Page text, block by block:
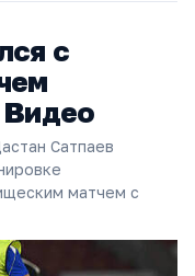
с
Видео
Сатпаев
матчем с